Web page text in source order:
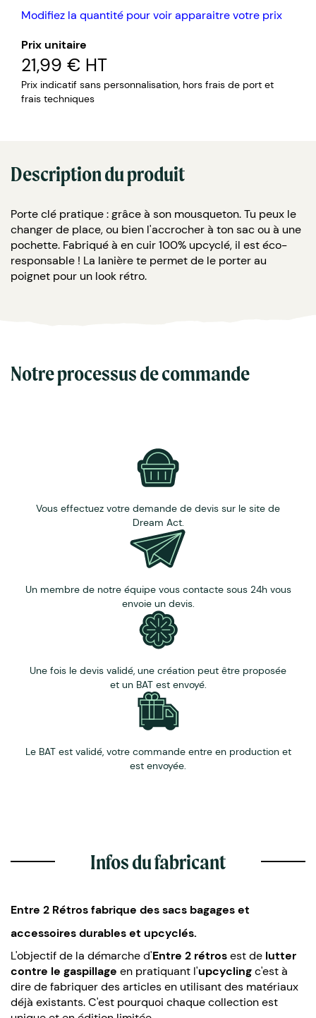
Modifiez la quantité pour voir apparaitre votre prix
Prix unitaire
21,99 € HT
Prix indicatif sans personnalisation, hors frais de port et
frais techniques
Description du produit
Porte clé pratique : grâce à son mousqueton. Tu peux le
changer de place, ou bien l'accrocher à ton sac ou à une
pochette. Fabriqué à en cuir 100% upcyclé, il est éco-
responsable ! La lanière te permet de le porter au
poignet pour un look rétro.
Notre processus de commande
Vous effectuez votre demande de devis sur le site de
Dream Act.
Un membre de notre équipe vous contacte sous 24h vous
envoie un devis.
Une fois le devis validé, une création peut être proposée
et un BAT est envoyé.
Le BAT est validé, votre commande entre en production et
est envoyée.
Infos du fabricant
Entre 2 Rétros fabrique des sacs bagages et
accessoires durables et upcyclés.
L'objectif de la démarche d'Entre 2 rétrosest de lutter
contre le gaspillage en pratiquant l'upcyclingc'est à
dire de fabriquer des articles en utilisant des matériaux
déjà existants. C'est pourquoi chaque collection est